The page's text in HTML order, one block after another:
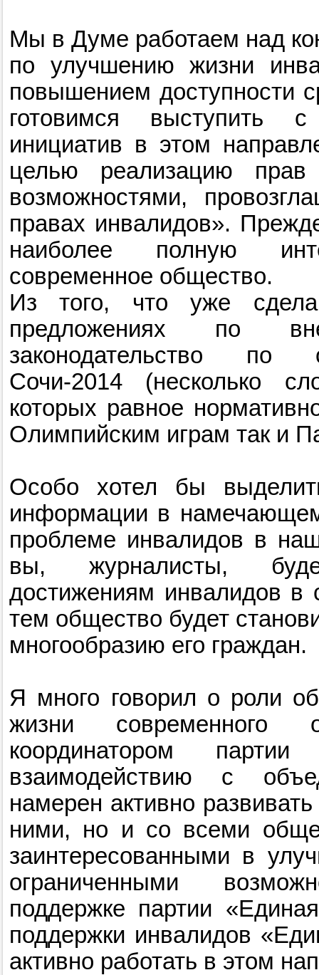
Мы в Думе работаем над
по улучшению жизни
повышением доступности
готовимся выступить
инициатив в этом
целью реализацию
возможностями,
правах инвалидов».
наиболее полную
современное общество.
Из того, что уже
предложениях по
законодательство по
Сочи-2014 (несколько
которых равное
Олимпийским играм так и
Особо хотел бы
информации в
проблеме инвалидов в
вы, журналисты,
достижениям инвалидов в
тем общество будет
многообразию его граждан.
Я много говорил о роли
жизни современного
координатором
взаимодействию с
намерен активно
ними, но и со всеми
заинтересованными в
ограниченными
поддержке партии
поддержки инвалидов
активно работать в этом